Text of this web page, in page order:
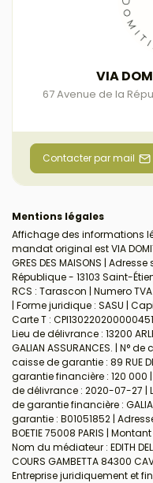
VIA
67 Avenue de la
Contacter par mail
Mentions légales
Affichage des informations
mandat original est VIA
GRES DES MAISONS |
République - 13103 Saint-
RCS : Tarascon | Numero
| Forme juridique : SASU |
Carte T :
Lieu de délivrance : 13200
GALIAN ASSURANCES. | N°
caisse de garantie : 89 RUE
garantie financière : 120 000
de délivrance : 2020-07-27 |
de garantie financière :
garantie : B01051852 |
BOETIE 75008 PARIS |
Nom du médiateur : EDITH
COURS GAMBETTA 84300
Entreprise juridiquement et